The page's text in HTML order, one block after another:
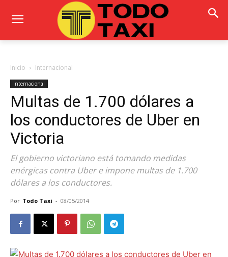
Inicio Internacional
Internacional
Multas de 1.700 dólares a
los conductores de Uber en
Victoria
El gobierno victoriano está tomando medidas
enérgicas contra Uber e impone multas de 1.700
dólares a los conductores.
Por Todo Taxi - 08/05/2014